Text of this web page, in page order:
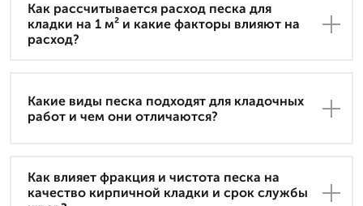
Как рассчитывается расход песка для
кладки на 1 м² и какие факторы влияют на
расход?
Какие виды песка подходят для кладочных
работ и чем они отличаются?
Как влияет фракция и чистота песка на
качество кирпичной кладки и срок службы